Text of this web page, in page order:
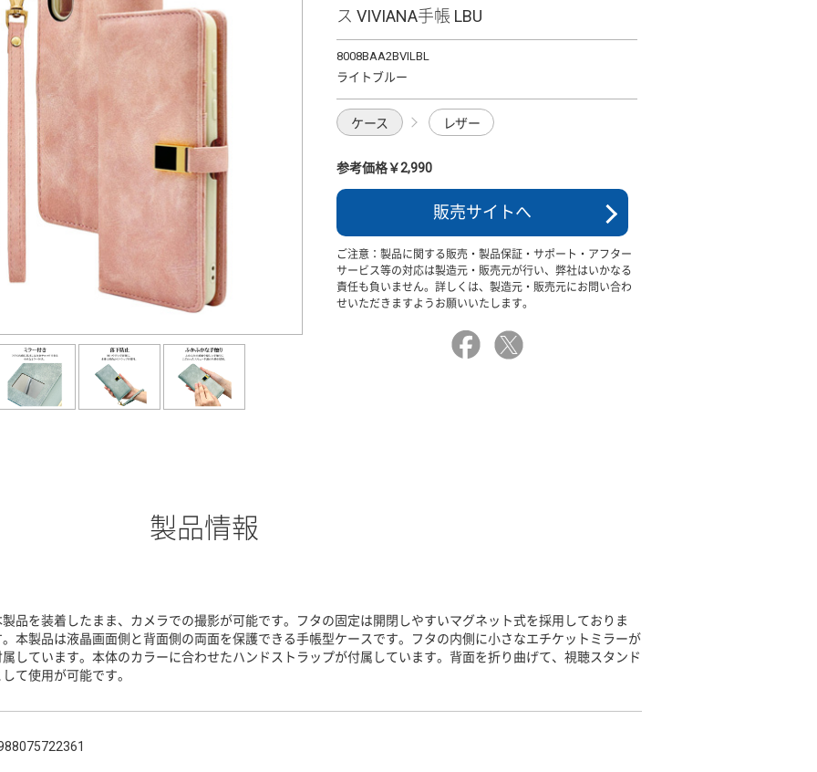
ス VIVIANA手帳 LBU
8008BAA2BVILBL
ライトブルー
ケース レザー
参考価格￥2,990
販売サイトへ
ご注意：製品に関する販売・製品保証・サポート・アフター
サービス等の対応は製造元・販売元が行い、弊社はいかなる
責任も負いません。詳しくは、製造元・販売元にお問い合わ
せいただきますようお願いいたします。
製品情報
製品を装着したまま、カメラでの撮影が可能です。フタの固定は開閉しやすいマグネット式を採用しておりま
。本製品は液晶画面側と背面側の両面を保護できる手帳型ケースです。フタの内側に小さなエチケットミラーが
属しています。本体のカラーに合わせたハンドストラップが付属しています。背面を折り曲げて、視聴スタンド
て使用が可能です。